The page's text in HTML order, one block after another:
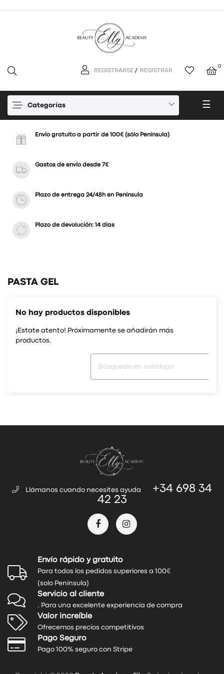
REGISTRARSE / REGISTRAR
0
Categorías ☰
Envío gratuito a partir de 100€ (sólo Península)
Gastos de envío desde 7€
Plazo de entrega 24/48h en Península
Plazo de devolución: 14 días
PASTA GEL
No hay productos disponibles
¡Estate atento! Próximamente se añadirán más
productos.
Llámanos cuando necesites ayuda
+34 698 34
42 23
Envío rápido y gratuito
Para todos los pedidos superiores a 100€
(solo Península)
Servicio al cliente
. Para una excelente experiencia de compra
Valor increíble
Ofrecemos precios competitivos
Pago Seguro
Pago 100% seguro con Stripe